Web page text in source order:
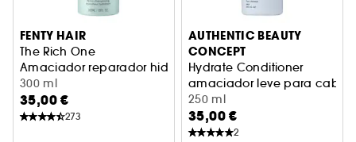
FENTY HAIR
The Rich One
Amaciador reparador hidratante
300 ml
35,00 €
273
AUTHENTIC BEAUTY
CONCEPT
Hydrate Conditioner
amaciador leve para
250 ml
35,00 €
2